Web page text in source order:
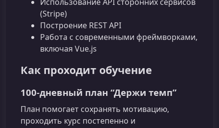
(Stripe)
Построение REST API
Работа с современными фреймворками,
включая Vue.js
Как проходит обучение
100‑дневный план “Держи темп”
План помогает сохранять мотивацию,
проходить курс постепенно и